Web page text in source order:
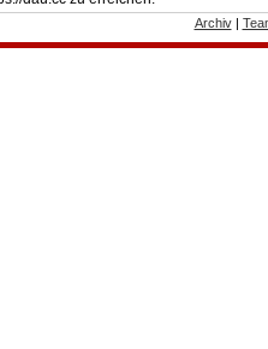
Archiv|